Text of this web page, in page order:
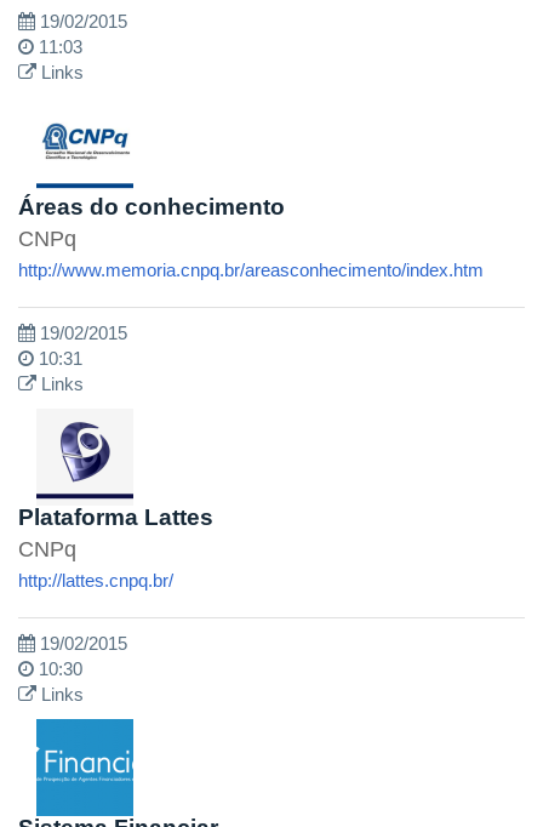
19/02/2015
11:03
Links
Áreas do conhecimento
CNPq
http://www.memoria.cnpq.br/areasconhecimento/index.htm
19/02/2015
10:31
Links
Plataforma Lattes
CNPq
http://lattes.cnpq.br/
19/02/2015
10:30
Links